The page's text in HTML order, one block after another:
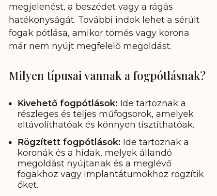
megjelenést, a beszédet vagy a rágás
hatékonyságát. További indok lehet a sérült
fogak pótlása, amikor tömés vagy korona
már nem nyújt megfelelő megoldást.
Milyen típusai vannak a fogpótlásnak?
Kivehető fogpótlások: Ide tartoznak a
részleges és teljes műfogsorok, amelyek
eltávolíthatóak és könnyen tisztíthatóak.
Rögzített fogpótlások: Ide tartoznak a
koronák és a hidak, melyek állandó
megoldást nyújtanak és a meglévő
fogakhoz vagy implantátumokhoz rögzítik
őket.